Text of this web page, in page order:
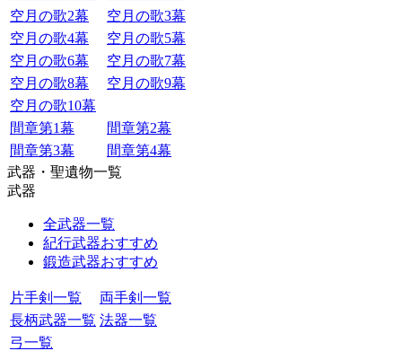
空月の歌2幕
空月の歌3幕
空月の歌4幕
空月の歌5幕
空月の歌6幕
空月の歌7幕
空月の歌8幕
空月の歌9幕
空月の歌10幕
間章第1幕
間章第2幕
間章第3幕
間章第4幕
武器・聖遺物一覧
武器
全武器一覧
紀行武器おすすめ
鍛造武器おすすめ
片手剣一覧
両手剣一覧
長柄武器一覧 法器一覧
弓一覧